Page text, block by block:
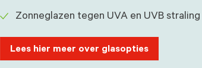
Zonneglazen tegen UVA en UVB straling
Lees hier meer over glasopties